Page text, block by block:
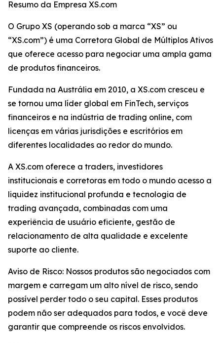
Resumo da Empresa XS.com
O Grupo XS (operando sob a marca “XS” ou
“XS.com”) é uma Corretora Global de Múltiplos Ativos
que oferece acesso para negociar uma ampla gama
de produtos financeiros.
Fundada na Austrália em 2010, a XS.com cresceu e
se tornou uma líder global em FinTech, serviços
financeiros e na indústria de trading online, com
licenças em várias jurisdições e escritórios em
diferentes localidades ao redor do mundo.
A XS.com oferece a traders, investidores
institucionais e corretoras em todo o mundo acesso a
liquidez institucional profunda e tecnologia de
trading avançada, combinadas com uma
experiência de usuário eficiente, gestão de
relacionamento de alta qualidade e excelente
suporte ao cliente.
Aviso de Risco: Nossos produtos são negociados com
margem e carregam um alto nível de risco, sendo
possível perder todo o seu capital. Esses produtos
podem não ser adequados para todos, e você deve
garantir que compreende os riscos envolvidos.